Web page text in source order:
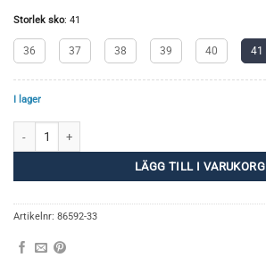
Storlek sko: 41
36 37 38 39 40 41
I lager
Dash mängd
LÄGG TILL I VARUKORG
Artikelnr: 86592-33